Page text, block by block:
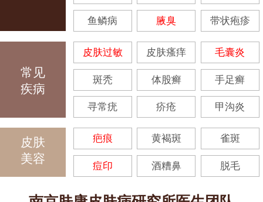
鱼鳞病 腋臭 带状疱疹
常见
疾病
皮肤过敏 皮肤瘙痒 毛囊炎
斑秃 体股癣 手足癣
寻常疣 疥疮 甲沟炎
皮肤
美容
疤痕 黄褐斑 雀斑
痘印 酒糟鼻 脱毛